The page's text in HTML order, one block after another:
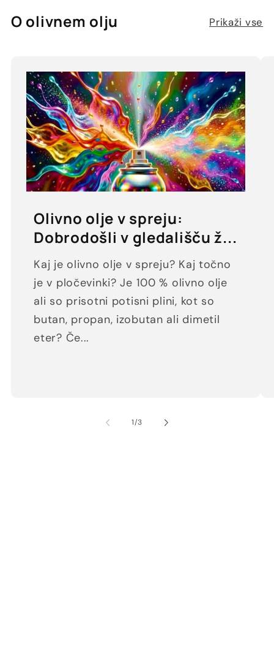
O olivnem olju Prikaži vse
Olivno olje v spreju:
Dobrodošli v gledališču ž...
Kaj je olivno olje v spreju? Kaj točno
je v pločevinki? Je 100 % olivno olje
ali so prisotni potisni plini, kot so
butan, propan, izobutan ali dimetil
eter? Če...
1/od
3